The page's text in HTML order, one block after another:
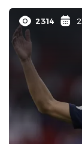
2314